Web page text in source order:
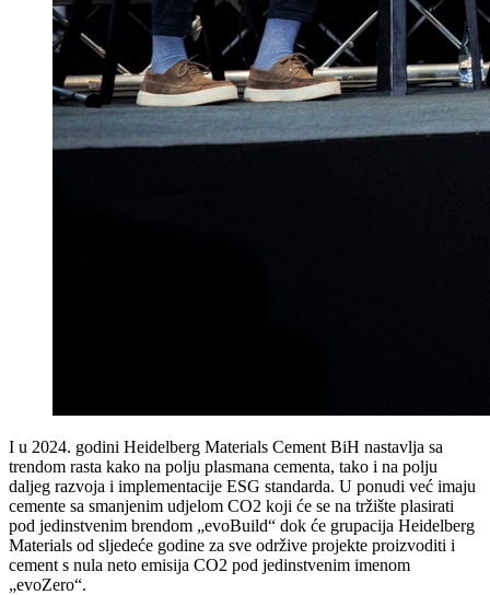
I u 2024. godini Heidelberg Materials Cement BiH nastavlja sa
trendom rasta kako na polju plasmana cementa, tako i na polju
daljeg razvoja i implementacije ESG standarda. U ponudi već imaju
cemente sa smanjenim udjelom CO2 koji će se na tržište plasirati
pod jedinstvenim brendom „evoBuild“ dok će grupacija Heidelberg
Materials od sljedeće godine za sve održive projekte proizvoditi i
cement s nula neto emisija CO2 pod jedinstvenim imenom
„evoZero“.